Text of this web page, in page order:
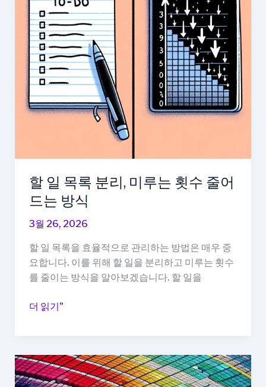
근
지
각
줄
어
드
는
이
할 일 목록 분리, 미루는 횟수 줄어
드는 방식
3월 26, 2026
할 일 목록을 효율적으로 관리하는 방법은 매우 중
요합니다. 이를 위해 할 일을 분리하고 미루는 횟수
를 줄이는 방식을 알아보겠습니다. 할 일을
할
분
리,
더 읽기"